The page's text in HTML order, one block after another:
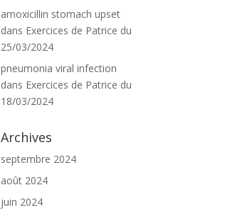
amoxicillin stomach upset
dans Exercices de Patrice du
25/03/2024
pneumonia viral infection
dans Exercices de Patrice du
18/03/2024
Archives
septembre 2024
août 2024
juin 2024